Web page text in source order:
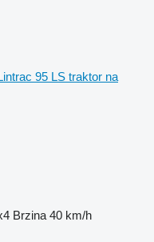
95 LS traktor na
Brzina 40 km/h